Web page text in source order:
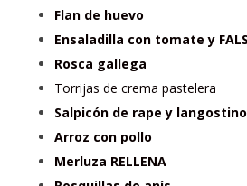
Flan de huevo
Ensaladilla con tomate y
Rosca gallega
Torrijas de crema pastelera
Salpicón de rape y
Arroz con pollo
Merluza RELLENA